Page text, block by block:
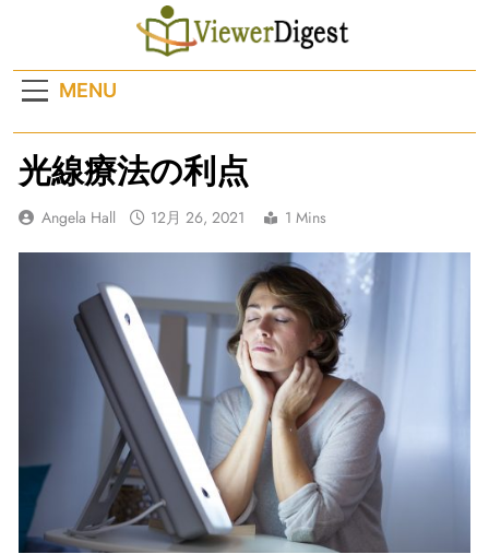
MENU
光線療法の利点
Angela Hall 12月 26, 2021 1 Mins